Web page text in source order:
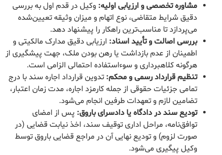
مشاوره تخصصی و ارزیابی اولیه: وکیل در قدم اول به بررسی
دقیق شرایط متقاضی، نوع اتهام و میزان وثیقه تعیین‌شده
می‌پردازد تا مناسب‌ترین راهکار را پیشنهاد دهد.
بررسی اصالت و تأیید اسناد: ارزیابی دقیق مدارک مالکیتی و
اطمینان از عدم بازداشت یا رهن بودن ملک، جهت پیشگیری از
هرگونه کلاهبرداری و سوءاستفاده احتمالی الزامی است.
تنظیم قرارداد رسمی و محکم: تدوین قرارداد اجاره سند با درج
تمامی جزئیات حقوقی از جمله کارمزد اجاره، مدت زمان اعتبار،
تضامین لازم و تعهدات طرفین انجام می‌شود.
تودیع سند در دادگاه یا دادسرای باروق: پس از امضای
توافق‌نامه، مراحل اداری توقیف سند، اخذ نیابت قضایی (در
صورت لزوم) و تودیع نهایی آن در مراجع قضایی باروق توسط
وکیل پیگیری می‌شود.